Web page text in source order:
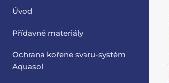
Úvod
Přídavné materiály
Ochrana kořene svaru-systém
Aquasol